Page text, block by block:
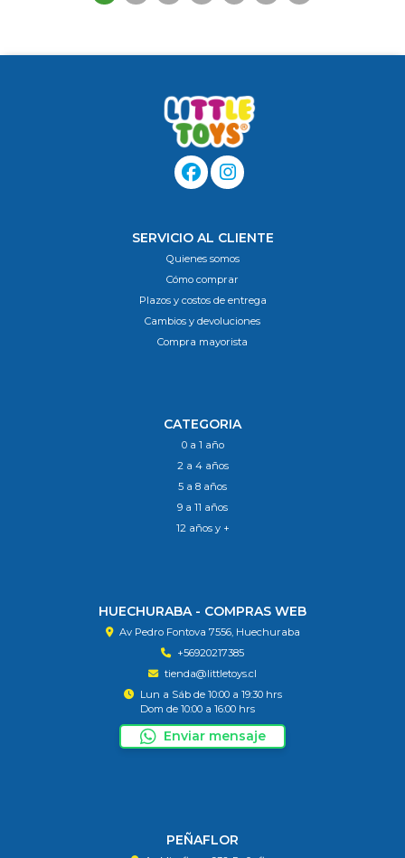
SERVICIO AL CLIENTE
Quienes somos
Cómo comprar
Plazos y costos de entrega
Cambios y devoluciones
Compra mayorista
CATEGORIA
0 a 1 año
2 a 4 años
5 a 8 años
9 a 11 años
12 años y +
HUECHURABA - COMPRAS WEB
Av Pedro Fontova 7556, Huechuraba
+56920217385
tienda@littletoys.cl
Lun a Sáb de 10:00 a 19:30 hrs
Dom de 10:00 a 16:00 hrs
Enviar mensaje
PEÑAFLOR